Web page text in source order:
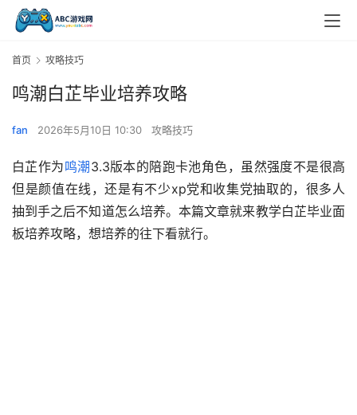
首页 攻略技巧
鸣潮白芷毕业培养攻略
fan 2026年5月10日 10:30 攻略技巧
白芷作为鸣潮 3.3版本的陪跑卡池角色，虽然强度不是很高
但是颜值在线，还是有不少xp党和收集党抽取的，很多人
抽到手之后不知道怎么培养。本篇文章就来教学白芷毕业面
板培养攻略，想培养的往下看就行。